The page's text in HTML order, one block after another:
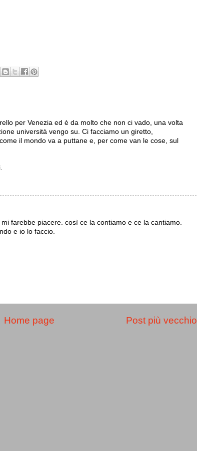
per Venezia ed è da molto che non ci vado, una volta
università vengo su. Ci facciamo un giretto,
il mondo va a puttane e, per come van le cose, sul
farebbe piacere. così ce la contiamo e ce la cantiamo.
e io lo faccio.
Post più vecchio
Home page